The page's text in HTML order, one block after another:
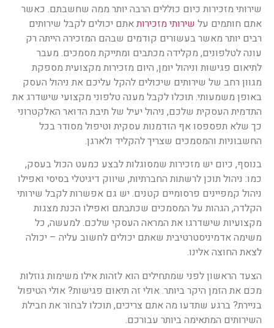
שירותי מזכירות כיום כוללים הרבה יותר ממה שחשבתם. כאשר
אתם חותמים על שירותימזכירותאתם יכולים לקבל שירותים
רבים יותר מאשר בעשורים קודמים שבהם המזכירה הייתה רק
עונה לטלפונים, מקלידה מכתבים ומתייקת מסמכים. מעבר
לתיאום פגישות וניהול יומן, היום מזכירות מקצועית מספקת
מגוון רחב של שירותים שיכולים להקל עליכם את ניהול העסק
באופן משמעותי. תוכלו לקבל מענה טלפוני מקצועי שישדרג את
התדמית העסקית שלכם, ניהול יעיל של תיבת הדואר האלקטרוני
כך שלא תפספסו אף הזדמנות עסקית וטיפול מסודר בכל
החשבוניות והמסמכים שצריך להקליד ולארגן.
בנוסף, כיום יש מזכירות שמסוגלות לבצע כמעט הכול בעסק,
כמו: ניהול תוכן לרשתות החברתיות, שיווק דיגיטלי בסיסי ואפילו
ניהול קמפיינים פרסומיים קטנים. יש גם אפשרות לקבל שירותי
הקלדה, הגהות על המסמכים שכתבתם ואפילו הכנת מצגות
מקצועיות שישדרגו את המראה העסקי שלכם. למעשה, כל
משימה אדמיניסטרטיבית שאתם יכולים לחשוב עליה – יכולה
לצאת החוצה אלינו.
הצעד הראשון לפני שמתחילים הוא לזהות אילו משימות גוזלות
מכם את הזמן היקר ביותר. אולי זה תיאום פגישות? אולי הטיפול
בניירת? ברגע שתדעו מה אתם צריכים, תוכלו לבחור את חבילת
השירותים המתאימה ביותר עבורכם.